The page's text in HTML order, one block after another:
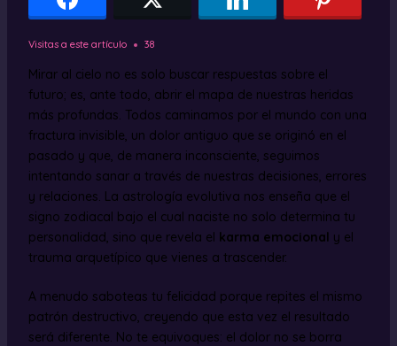
Visitas a este artículo 38
Mirar al cielo no es solo buscar respuestas sobre el
futuro; es, ante todo, abrir el mapa de nuestras heridas
más profundas. Todos caminamos por el mundo con una
fractura invisible, un dolor antiguo que se originó en el
pasado y que, de manera inconsciente, seguimos
intentando sanar a través de nuestras decisiones, errores
y relaciones. La astrología evolutiva nos enseña que el
signo zodiacal bajo el cual naciste no solo determina tu
personalidad, sino que revela el karma emocional y el
trauma arquetípico que vienes a trascender.
A menudo saboteas tu felicidad porque repites el mismo
patrón destructivo, creyendo que esta vez el resultado
será diferente. No te equivoques: el dolor no se borra